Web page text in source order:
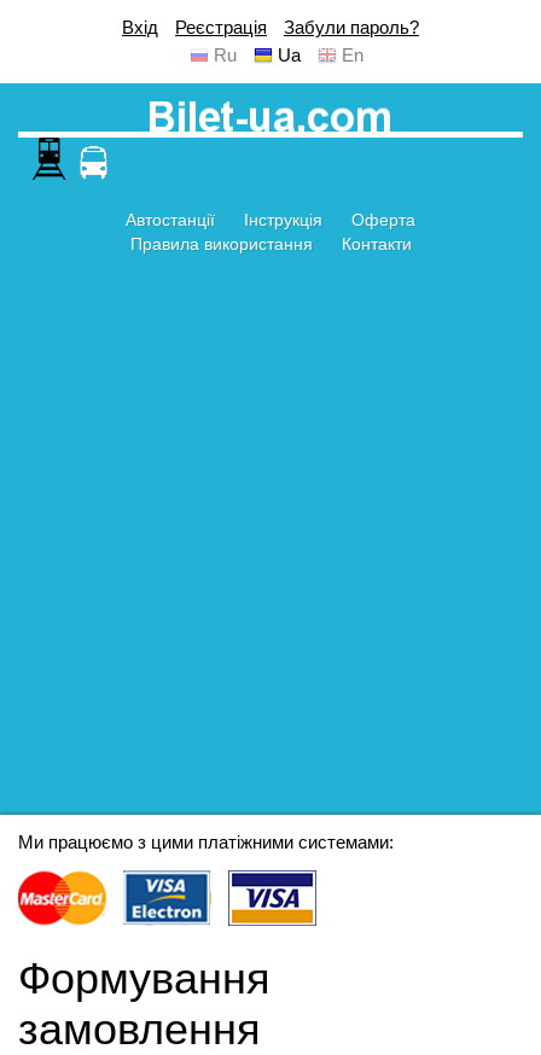
Вхід Реєстрація
Забули пароль?
Ru
Ua En
Автостанції Інструкція
Оферта
Правила використання
Контакти
Ми працюємо з цими платіжними системами:
Формування
замовлення